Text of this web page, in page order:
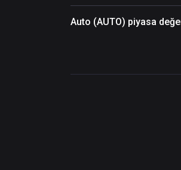
Auto (AUTO) piyasa